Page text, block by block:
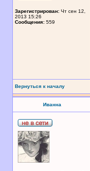
Зарегистрирован: Чт сен 12,
2013 15:26
Сообщения: 559
Вернуться к началу
Иванна